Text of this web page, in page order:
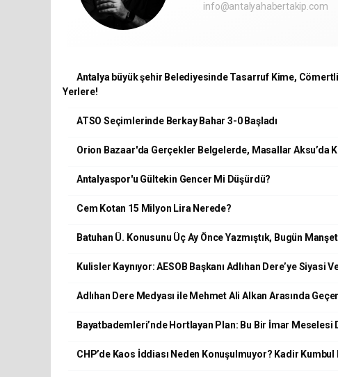
info@antalyahabertakip.com
Antalya büyük şehir Belediyesinde Tasarruf Kime,
Yerlere!
ATSO Seçimlerinde Berkay Bahar 3-0 Başladı
Orion Bazaar'da Gerçekler Belgelerde, Masallar Aksu’da
Antalyaspor'u Gültekin Gencer Mi Düşürdü?
Cem Kotan 15 Milyon Lira Nerede?
Batuhan Ü. Konusunu Üç Ay Önce Yazmıştık, Bugün
Kulisler Kaynıyor: AESOB Başkanı Adlıhan Dere’ye Siyasi
Adlıhan Dere Medyası ile Mehmet Ali Alkan Arasında
Bayatbademleri’nde Hortlayan Plan: Bu Bir İmar Meselesi
CHP’de Kaos İddiası Neden Konuşulmuyor? Kadir Kumbul